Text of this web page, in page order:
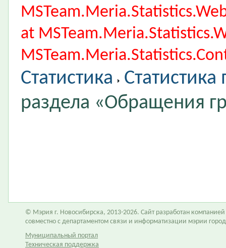
at
Статистика
раздела «Обращения
© Мэрия г. Новосибирска, 2013-2026. Сайт разработан компанией
совместно с департаментом связи и информатизации мэрии
Муниципальный портал
Техническая поддержка